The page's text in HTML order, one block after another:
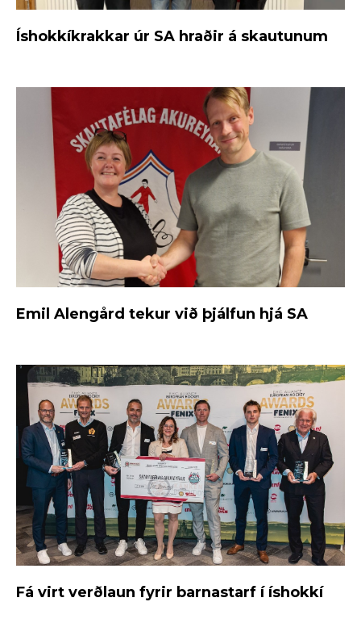
Íshokkíkrakkar úr SA hraðir á skautunum
Emil Alengård tekur við þjálfun hjá SA
Fá virt verðlaun fyrir barnastarf í íshokkí